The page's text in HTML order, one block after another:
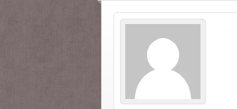
Mémoire et